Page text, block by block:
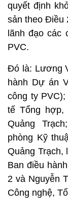
quyết định
sản theo Điều
lãnh đạo các
PVC.
Đó là: Lương
hành Dự án
công ty
tế Tổng
Quảng
phòng Kỹ
Quảng Trạch,
Ban điều
2 và Nguyễn
Công nghệ,